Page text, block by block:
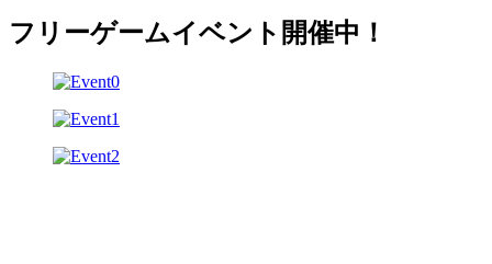
フリーゲームイベント開催中！